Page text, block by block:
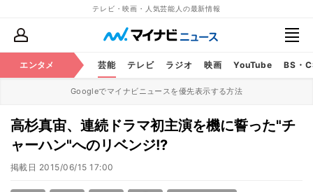
テレビ・映画・人気芸能人の最新情報
エンタメ 芸能 テレビ ラジオ 映画 YouTube BS・
Googleでマイナビニュースを優先表示する方法
高杉真宙、連続ドラマ初主演を機に誓った"チ
ャーハン"へのリベンジ!?
掲載日 2015/06/15 17:00